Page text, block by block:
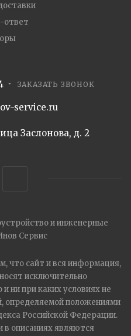
ответ
ЗАКАЗАТЬ ЗВОНОК
service.ru
Заслонова, д. 2
и инженерные
Сервис
что сайт и вся информация,
исключительно
ни при каких условиях не
определяемой положениями
Российской Федерации.
описаниях являются